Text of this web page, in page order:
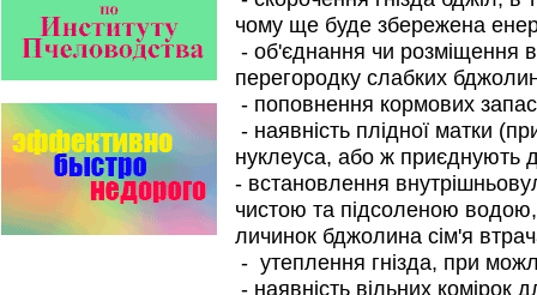
- это и высокая
эффективность, и безупречно
стабильные качество…
Препараты для лечения пчел
ЗАО АГРОБИОПРОМ
обеспечивают самые высокие
показатели сохранности
пчел и рентабельность
Безукоризненно сильное
звено в системе
чому ще буде збережена
- об'єднання чи розміщення
перегородку слабких
- поповнення кормових
- наявність плідної матки
нуклеуса, або ж приєднують
- встановлення
чистою та підсоленою
личинок бджолина сім'я
- утеплення гнізда, при
- наявність вільних комірок